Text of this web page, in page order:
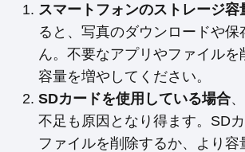
スマートフォンのストレージ容
ると、写真のダウンロードや保
ん。不要なアプリやファイルを
容量を増やしてください。
SDカードを使用している場合
不足も原因となり得ます。SD
ファイルを削除するか、より容